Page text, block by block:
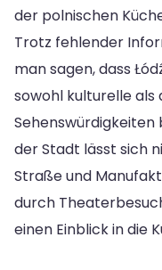
der polnischen
Trotz fehlender
man sagen, dass
sowohl kulturelle als
der Stadt lässt sich
Straße und
durch
einen Einblick in die